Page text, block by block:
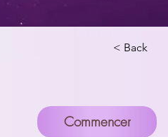
< Back
Commencer